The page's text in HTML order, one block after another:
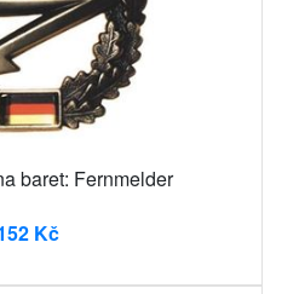
baret: Fernmelder
Kč